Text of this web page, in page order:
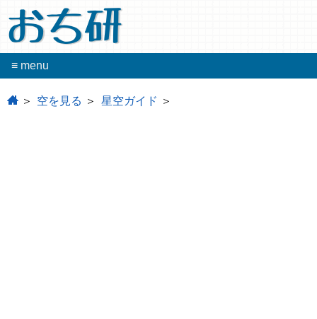
おち研
≡ menu
home 空を見る 星空ガイド